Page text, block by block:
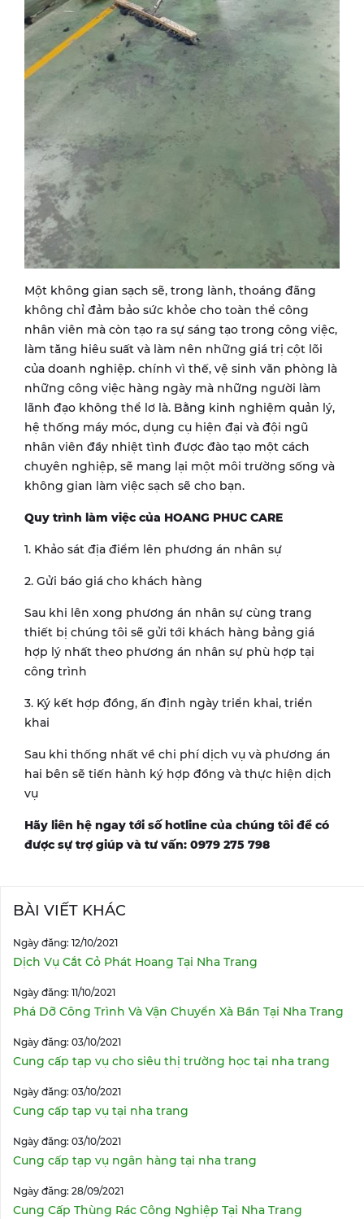
Một không gian sạch sẽ, trong lành, thoáng đãng
không chỉ đảm bảo sức khỏe cho toàn thể công
nhân viên mà còn tạo ra sự sáng tạo trong công việc,
làm tăng hiêu suất và làm nên những giá trị cột lõi
của doanh nghiệp. chính vì thế, vệ sinh văn phòng là
những công việc hàng ngày mà những người làm
lãnh đạo không thể lơ là. Bằng kinh nghiệm quản lý,
hệ thống máy móc, dụng cụ hiện đại và đội ngũ
nhân viên đầy nhiệt tình được đào tạo một cách
chuyên nghiệp, sẽ mang lại một môi trường sống và
không gian làm việc sạch sẽ cho bạn.
Quy trình làm việc của HOANG PHUC CARE
1. Khảo sát địa điểm lên phương án nhân sự
2. Gửi báo giá cho khách hàng
Sau khi lên xong phương án nhân sự cùng trang
thiết bị chúng tôi sẽ gửi tới khách hàng bảng giá
hợp lý nhất theo phương án nhân sự phù hợp tại
công trình
3. Ký kết hợp đồng, ấn định ngày triển khai, triển
khai
Sau khi thống nhất về chi phí dịch vụ và phương án
hai bên sẽ tiến hành ký hợp đồng và thực hiện dịch
vụ
Hãy liên hệ ngay tới số hotline của chúng tôi để có
được sự trợ giúp và tư vấn: 0979 275 798
BÀI VIẾT KHÁC
Ngày đăng: 12/10/2021
Dịch Vụ Cắt Cỏ Phát Hoang Tại Nha Trang
Ngày đăng: 11/10/2021
Phá Dỡ Công Trình Và Vận Chuyển Xà Bần Tại Nha Trang
Ngày đăng: 03/10/2021
Cung cấp tạp vụ cho siêu thị trường học tại nha trang
Ngày đăng: 03/10/2021
Cung cấp tạp vụ tại nha trang
Ngày đăng: 03/10/2021
Cung cấp tạp vụ ngân hàng tại nha trang
Ngày đăng: 28/09/2021
Cung Cấp Thùng Rác Công Nghiệp Tại Nha Trang